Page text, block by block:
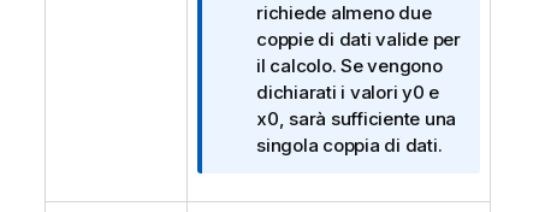
a
i
n
f
o
r
a
richiede almeno due
coppie di dati valide per
il calcolo. Se vengono
dichiarati i valori y0 e
x0, sarà sufficiente una
singola coppia di dati.